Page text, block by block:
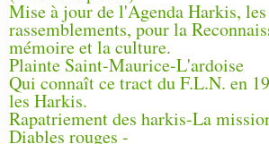
Mise à jour de l'Agenda Harkis, les
rassemblements, pour la
mémoire et la culture.
Plainte Saint-Maurice-L'ardoise
Qui connaît ce tract du F.L.N. en
les Harkis.
Rapatriement des harkis-La
Diables rouges -